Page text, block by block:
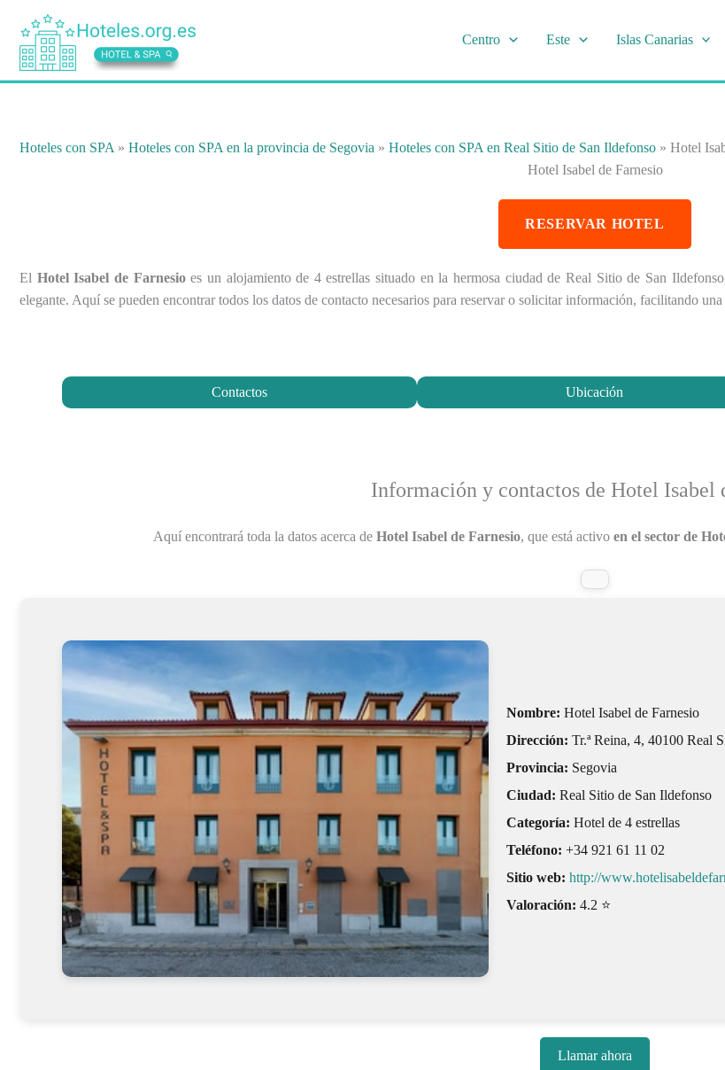
contenido
Centro Este Islas Canarias
Hoteles con SPA » Hoteles con SPA en la provincia de Segovia » Hoteles con SPA en Real Sitio de San Ildefonso » Hotel
Hotel Isabel de Farnesio
RESERVAR HOTEL
El Hotel Isabel de Farnesioes un alojamiento de 4 estrellas situado en la hermosa ciudad de Real Sitio de San
elegante. Aquí se pueden encontrar todos los datos de contacto necesarios para reservar o solicitar información, facilitando
Contactos Ubicación
Información y contactos de Hotel Isabel
Aquí encontrará toda la datos acerca de Hotel Isabel de Farnesio, que está activo en el sector de
Nombre: Hotel Isabel de Farnesio
Dirección: Tr.ª Reina, 4, 40100 Real
Provincia: Segovia
Ciudad: Real Sitio de San Ildefonso
Categoría: Hotel de 4 estrellas
Teléfono: +34 921 61 11 02
Sitio web: http://
Valoración: 4.2 ⭐
Llamar ahora